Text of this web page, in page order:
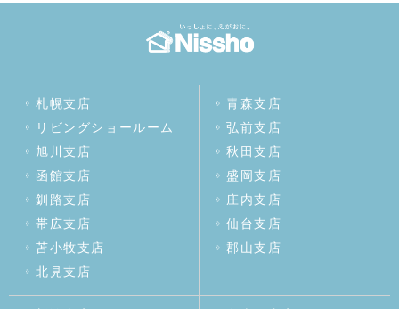
札幌支店
リビングショールーム
旭川支店
函館支店
釧路支店
帯広支店
苫小牧支店
北見支店
青森支店
弘前支店
秋田支店
盛岡支店
庄内支店
仙台支店
郡山支店